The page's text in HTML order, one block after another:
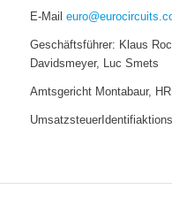
E-Mail
Geschäftsführer: Klaus
Davidsmeyer, Luc Smets
Amtsgericht Montabaur,